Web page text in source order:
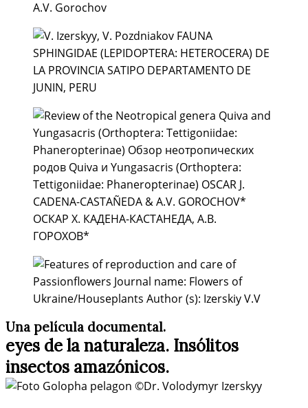
Una película documental.
eyes de la naturaleza. Insólitos
insectos amazónicos.